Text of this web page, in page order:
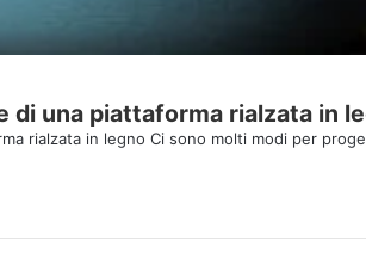
di una piattaforma rialzata in
rialzata in legno Ci sono molti modi per